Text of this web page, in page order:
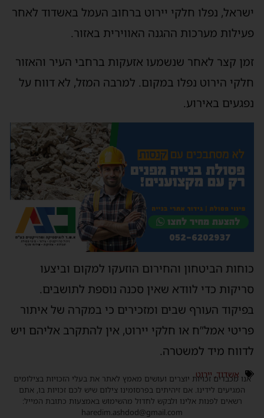
ישראל, נפלו חלקי יירוט ברחוב העמל באשדוד לאחר
פעילות מערכות ההגנה האווירית באזור.
זמן קצר לאחר שנשמעו אזעקות ברחבי העיר והאזור
חלקי הירוט נפלו במקום. למרבה המזל, לא דווח על
נפגעים באירוע.
כוחות הביטחון והחירום הוזעקו למקום וביצעו
סריקות כדי לוודא שאין סכנה נוספת לתושבים.
בפיקוד העורף שבים ומזכירים כי במקרה של איתור
פריטי אמל”ח או חלקי יירוט, אין להתקרב אליהם ויש
לדווח מיד למשטרה.
אשדוד, יירוט
אנו מכבדים זכויות יוצרים ועושים מאמץ לאתר את בעלי הזכויות בצילומים
המגיעים לידינו. אם זיהיתים בפרסומינו צילום שיש לכם זכויות בו, אתם
רשאים לפנות אלינו ולבקש לחדול מהשימוש באמצעות כתובת המייל:
haredim.ashdod@gmail.com